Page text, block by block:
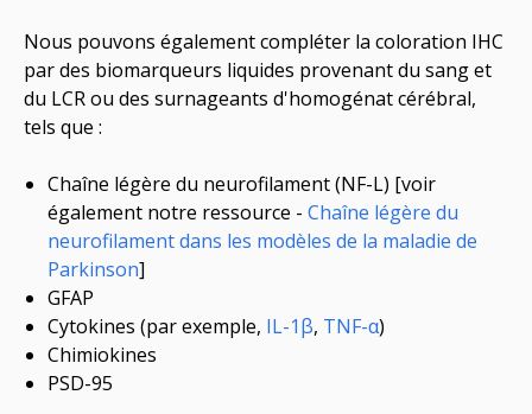
Nous pouvons également compléter la coloration IHC
par des biomarqueurs liquides provenant du sang et
du LCR ou des surnageants d'homogénat cérébral,
tels que :
Chaîne légère du neurofilament (NF-L) [voir
également notre ressource - Chaîne légère du
neurofilament dans les modèles de la maladie de
Parkinson]
GFAP
Cytokines (par exemple, IL-1β, TNF-α)
Chimiokines
PSD-95